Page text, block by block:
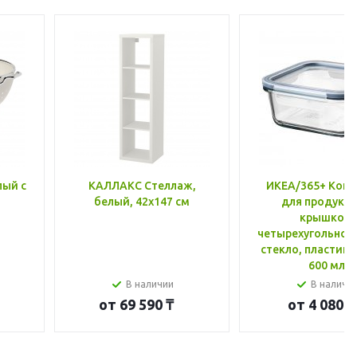
с
КАЛЛАКС Стеллаж,
белый, 42x147 см
В наличии
от 69 590 ₸
ИКЕА/365+
для
крышкой,
стекло, пластик
600 мл
В
от 4 080 ₸